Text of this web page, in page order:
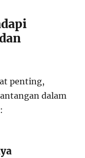
penting,
dalam